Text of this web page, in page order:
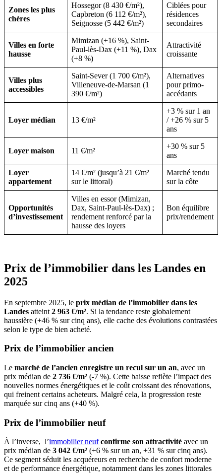
Zones les plus
chères
Hossegor (8 430 €/m²),
Capbreton (6 112 €/m²),
Seignosse (5 442 €/m²)
Ciblées pour
résidences
secondaires
Villes en forte
hausse
Mimizan (+16 %), Saint-
Paul-lès-Dax (+11 %), Dax
(+8 %)
Attractivité
croissante
Villes plus
accessibles
Saint-Sever (1 700 €/m²),
Villeneuve-de-Marsan (1
390 €/m²)
Alternatives
pour primo-
accédants
Loyer médian 13 €/m²
+3 % sur 1 an
/ +26 % sur 5
ans
Loyer maison 11 €/m²
+30 % sur 5
ans
Loyer
appartement
14 €/m² (jusqu’à 21 €/m²
sur le littoral)
Marché tendu
sur la côte
Opportunités
d’investissement
Villes en essor (Mimizan,
Dax, Saint-Paul-lès-Dax) ;
rendement renforcé par la
hausse des loyers
Bon équilibre
prix/rendement
Prix de l’immobilier dans les Landes en
2025
En septembre 2025, le prix médian de l’immobilier dans les
Landes atteint 2 963 €/m². Si la tendance reste globalement
haussière (+46 % sur cinq ans), elle cache des évolutions contrastées
selon le type de bien acheté.
Prix de l’immobilier ancien
Le marché de l’ancien enregistre un recul sur un an, avec un
prix médian de 2 736 €/m² (-7 %). Cette baisse reflète l’impact des
nouvelles normes énergétiques et le coût croissant des rénovations,
qui freinent certains acheteurs. Malgré cela, la progression reste
marquée sur cinq ans (+40 %).
Prix de l’immobilier neuf
À l’inverse, l’immobilier neuf confirme son attractivité avec un
prix médian de 3 042 €/m² (+6 % sur un an, +31 % sur cinq ans).
Ce segment séduit les acquéreurs en recherche de confort moderne
et de performance énergétique, notamment dans les zones littorales